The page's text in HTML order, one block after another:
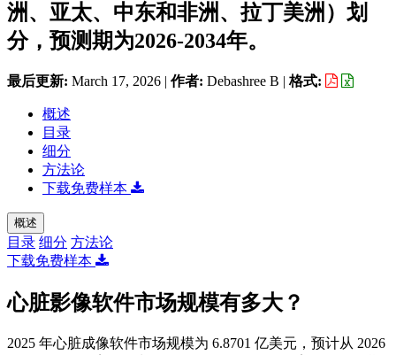
洲、亚太、中东和非洲、拉丁美洲）划
分，预测期为2026-2034年。
最后更新: March 17, 2026 | 作者: Debashree B | 格式:
概述
目录
细分
方法论
下载免费样本
概述
目录 细分 方法论
下载免费样本
心脏影像软件市场规模有多大？
2025 年心脏成像软件市场规模为 6.8701 亿美元，预计从 2026